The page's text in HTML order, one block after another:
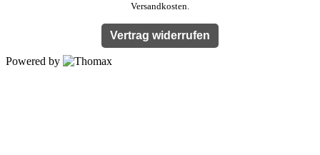
Versandkosten.
Vertrag widerrufen
Powered by